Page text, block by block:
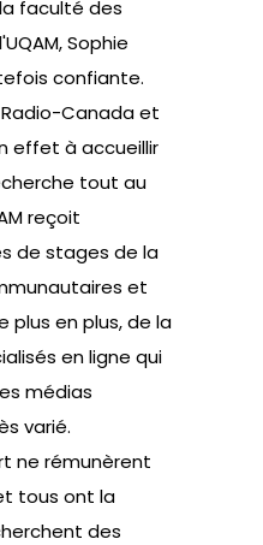
faculté des
Sophie
confiante.
Canada et
effet à accueillir
tout au
reçoit
de stages de la
et
plus en plus, de la
en ligne qui
médias
varié.
ne rémunèrent
tous ont la
des